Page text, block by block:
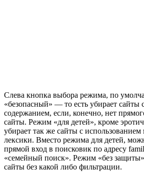
Слева кнопка выбора режима, по
«безопасный» — то есть убирает сайты
содержанием, если, конечно, нет
сайты. Режим «для детей», кроме
убирает так же сайты с
лексики. Вместо режима для детей,
прямой вход в поисковик по адресу
«семейный поиск». Режим «без защиты»
сайты без какой либо фильтрации.